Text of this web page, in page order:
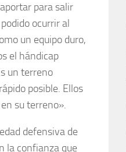
para salir
ocurrir al
un equipo duro,
el hándicap
un terreno
posible. Ellos
su terreno».
defensiva de
la confianza que